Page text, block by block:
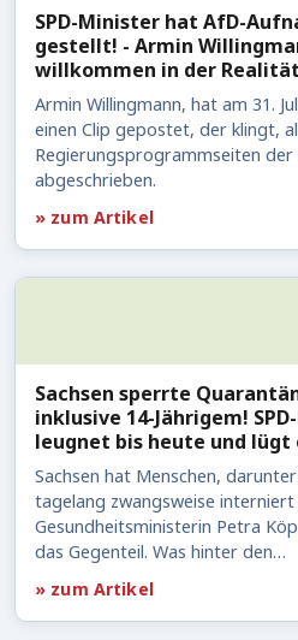
SPD-Minister hat AfD-
gestellt! - Armin
willkommen in der
Armin Willingmann, hat am 31.
einen Clip gepostet, der klingt,
Regierungsprogrammseiten der
abgeschrieben.
» zum Artikel
Sachsen sperrte
inklusive 14-Jährigem!
leugnet bis heute und lügt
Sachsen hat Menschen,
tagelang zwangsweise
Gesundheitsministerin Petra
das Gegenteil. Was hinter den…
» zum Artikel